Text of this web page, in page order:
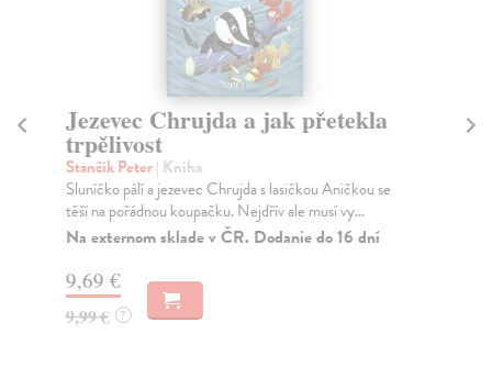
Jezevec Chrujda a jak přetekla
trpělivost
Stančík Peter| Kniha
Sluníčko pálí a jezevec Chrujda s lasičkou Aničkou se
těší na pořádnou koupačku. Nejdřív ale musí vy...
Na externom sklade v ČR. Dodanie do 16 dní
9,69 €
9,99 € ?